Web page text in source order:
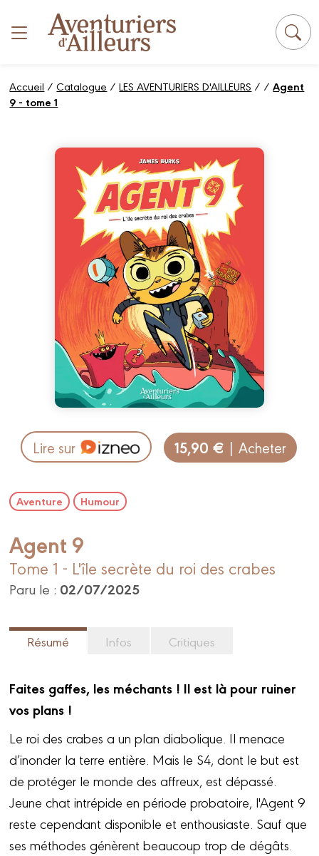
Accueil /Catalogue /LES AVENTURIERS D'AILLEURS / /Agent
9 - tome 1
Lire sur 15,90 € | Acheter
Aventure Humour
Agent 9
Tome 1 - L'île secrète du roi des crabes
Paru le : 02/07/2025
Résumé Infos Critiques
Faites gaffes, les méchants ! Il est là pour ruiner
vos plans !
Le roi des crabes a un plan diabolique. Il menace
d’inonder la terre entière. Mais le S4, dont le but est
de protéger le monde des affreux, est dépassé.
Jeune chat intrépide en période probatoire, l'Agent 9
reste cependant disponible et enthousiaste. Sauf que
ses méthodes génèrent beaucoup trop de dégâts.
Panneau de gestion des cookies